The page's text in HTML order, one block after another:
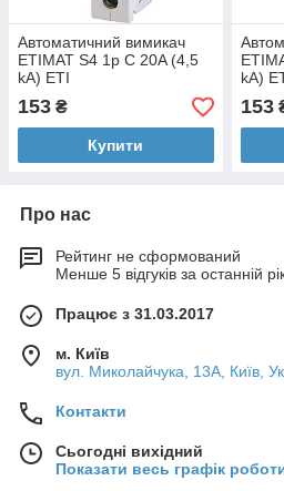
Автоматичний вимикач
ETIMAT S4 1p C 20A (4,5
kA) ETI
153 ₴
Купити
kA)
153
Про нас
Рейтинг не сформований
Менше 5 відгуків за останній
Працює з 31.03.2017
м. Київ
вул. Миколайчука, 13А, Київ,
Контакти
Сьогодні вихідний
Показати весь графік